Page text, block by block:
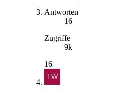
Antworten
16
Zugriffe
9k
16